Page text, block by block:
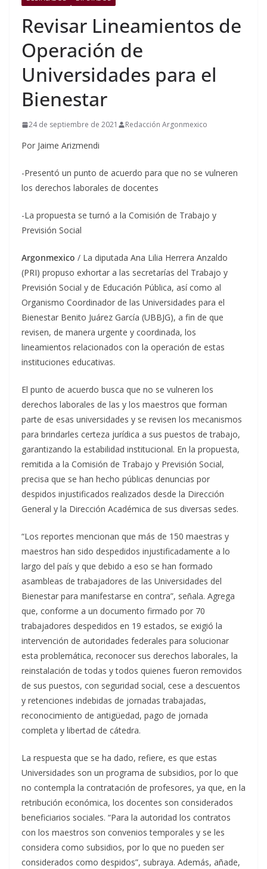
Revisar Lineamientos de
Operación de
Universidades para el
Bienestar
24 de septiembre de 2021 Redacción Argonmexico
Por Jaime Arizmendi
-Presentó un punto de acuerdo para que no se vulneren
los derechos laborales de docentes
-La propuesta se turnó a la Comisión de Trabajo y
Previsión Social
Argonmexico / La diputada Ana Lilia Herrera Anzaldo
(PRI) propuso exhortar a las secretarías del Trabajo y
Previsión Social y de Educación Pública, así como al
Organismo Coordinador de las Universidades para el
Bienestar Benito Juárez García (UBBJG), a fin de que
revisen, de manera urgente y coordinada, los
lineamientos relacionados con la operación de estas
instituciones educativas.
El punto de acuerdo busca que no se vulneren los
derechos laborales de las y los maestros que forman
parte de esas universidades y se revisen los mecanismos
para brindarles certeza jurídica a sus puestos de trabajo,
garantizando la estabilidad institucional. En la propuesta,
remitida a la Comisión de Trabajo y Previsión Social,
precisa que se han hecho públicas denuncias por
despidos injustificados realizados desde la Dirección
General y la Dirección Académica de sus diversas sedes.
“Los reportes mencionan que más de 150 maestras y
maestros han sido despedidos injustificadamente a lo
largo del país y que debido a eso se han formado
asambleas de trabajadores de las Universidades del
Bienestar para manifestarse en contra”, señala. Agrega
que, conforme a un documento firmado por 70
trabajadores despedidos en 19 estados, se exigió la
intervención de autoridades federales para solucionar
esta problemática, reconocer sus derechos laborales, la
reinstalación de todas y todos quienes fueron removidos
de sus puestos, con seguridad social, cese a descuentos
y retenciones indebidas de jornadas trabajadas,
reconocimiento de antigüedad, pago de jornada
completa y libertad de cátedra.
La respuesta que se ha dado, refiere, es que estas
Universidades son un programa de subsidios, por lo que
no contempla la contratación de profesores, ya que, en la
retribución económica, los docentes son considerados
beneficiarios sociales. “Para la autoridad los contratos
con los maestros son convenios temporales y se les
considera como subsidios, por lo que no pueden ser
considerados como despidos”, subraya. Además, añade,